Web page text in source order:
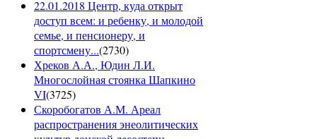
22.01.2018 Центр, куда открыт
доступ всем: и ребенку, и молодой
семье, и пенсионеру, и
спортсмену...(2730)
Хреков А.А., Юдин Л.И.
Многослойная стоянка Шапкино
VI(3725)
Скоробогатов А.М. Ареал
распространения энеолитических